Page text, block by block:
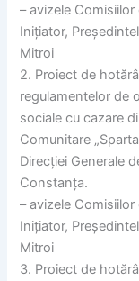
– avizele
Inițiator,
Mitroi
2. Proiect de
regulamentelor de
sociale cu cazare
Comunitare
Direcției Generale
Constanța.
– avizele
Inițiator,
Mitroi
3. Proiect de